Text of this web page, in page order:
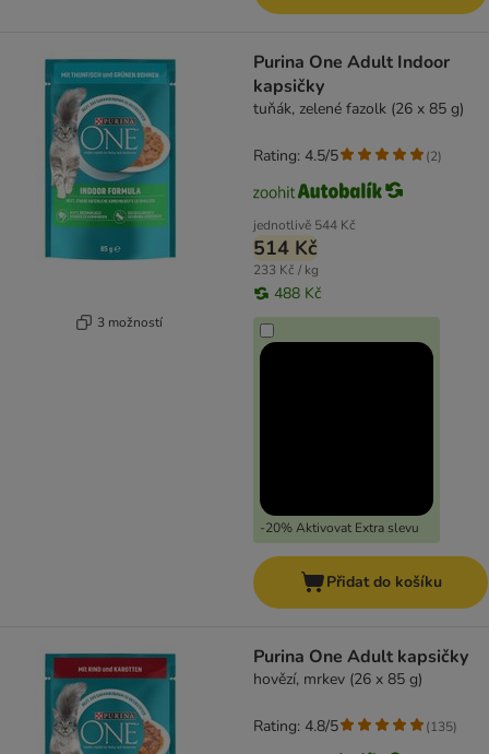
3 možností
Purina One Adult Indoor
kapsičky
tuňák, zelené fazolk (26 x 85 g)
jednotlivě 544 Kč
514 Kč
233 Kč / kg
488 Kč
-20% Aktivovat Extra slevu
Rating: 4.5/5 (2)
Přidat do košíku
Purina One Adult kapsičky
hovězí, mrkev (26 x 85 g)
Rating: 4.8/5 (135)